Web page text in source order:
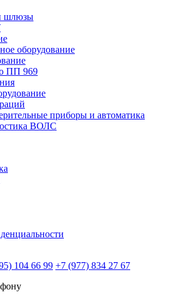
шлюзы
оборудование
ПП 969
приборы и автоматика
ВОЛС
104 66 99 +7 (977) 834 27 67